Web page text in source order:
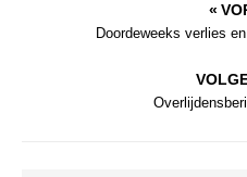
«
Doordeweeks verlies